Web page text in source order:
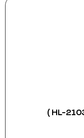
قطاعة عجين كهربائية داينستي ( HL-21036 )